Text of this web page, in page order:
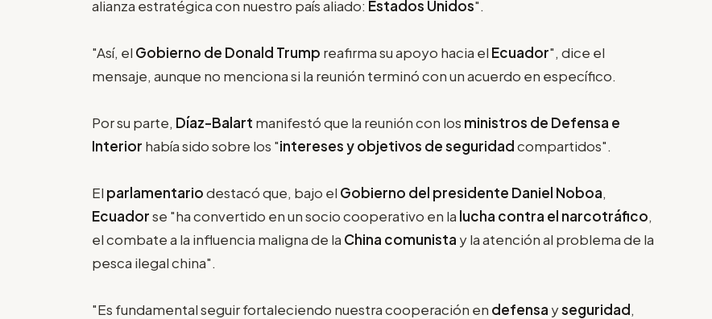
alianza estratégica con nuestro país aliado: Estados Unidos".
"Así, el Gobierno de Donald Trump reafirma su apoyo hacia el Ecuador", dice el
mensaje, aunque no menciona si la reunión terminó con un acuerdo en específico.
Por su parte, Díaz-Balart manifestó que la reunión con los ministros de Defensa e
Interior había sido sobre los "intereses yobjetivos de seguridadcompartidos".
El parlamentariodestacó que, bajo el Gobierno del presidente Daniel Noboa,
Ecuadorse "ha convertido en un socio cooperativo en la lucha contra el narcotráfico,
el combate a la influencia maligna de la China comunista y la atención al problema de la
pesca ilegal china".
"Es fundamental seguir fortaleciendo nuestra cooperación en defensa yseguridad,